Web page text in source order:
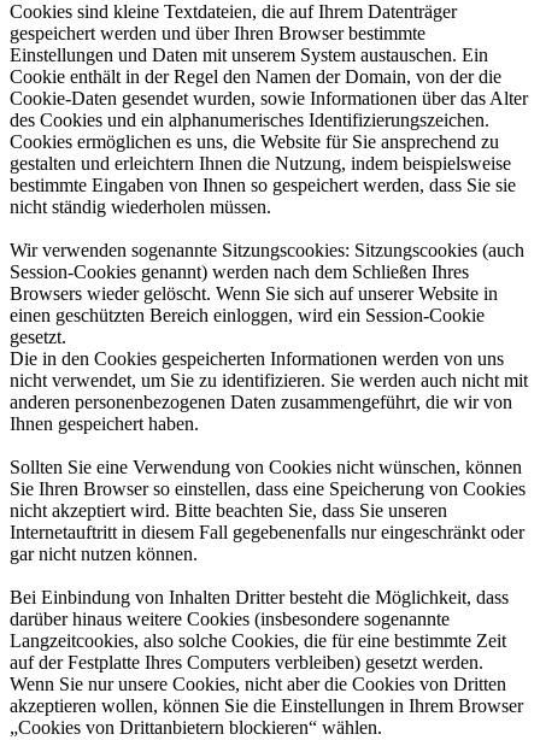
Cookies sind kleine Textdateien, die auf Ihrem Datenträger
gespeichert werden und über Ihren Browser bestimmte
Einstellungen und Daten mit unserem System austauschen. Ein
Cookie enthält in der Regel den Namen der Domain, von der die
Cookie-Daten gesendet wurden, sowie Informationen über das Alter
des Cookies und ein alphanumerisches Identifizierungszeichen.
Cookies ermöglichen es uns, die Website für Sie ansprechend zu
gestalten und erleichtern Ihnen die Nutzung, indem beispielsweise
bestimmte Eingaben von Ihnen so gespeichert werden, dass Sie sie
nicht ständig wiederholen müssen.​
Wir verwenden sogenannte Sitzungscookies: Sitzungscookies (auch
Session-Cookies genannt) werden nach dem Schließen Ihres
Browsers wieder gelöscht. Wenn Sie sich auf unserer Website in
einen geschützten Bereich einloggen, wird ein Session-Cookie
gesetzt.​
Die in den Cookies gespeicherten Informationen werden von uns
nicht verwendet, um Sie zu identifizieren. Sie werden auch nicht mit
anderen personenbezogenen Daten zusammengeführt, die wir von
Ihnen gespeichert haben.​
Sollten Sie eine Verwendung von Cookies nicht wünschen, können
Sie Ihren Browser so einstellen, dass eine Speicherung von Cookies
nicht akzeptiert wird. Bitte beachten Sie, dass Sie unseren
Internetauftritt in diesem Fall gegebenenfalls nur eingeschränkt oder
gar nicht nutzen können.​
Bei Einbindung von Inhalten Dritter besteht die Möglichkeit, dass
darüber hinaus weitere Cookies (insbesondere sogenannte
Langzeitcookies, also solche Cookies, die für eine bestimmte Zeit
auf der Festplatte Ihres Computers verbleiben) gesetzt werden.
Wenn Sie nur unsere Cookies, nicht aber die Cookies von Dritten
akzeptieren wollen, können Sie die Einstellungen in Ihrem Browser
„Cookies von Drittanbietern blockieren“ wählen.​